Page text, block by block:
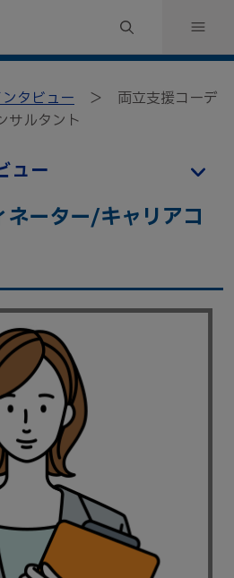
タビュー ＞ 両立支援コーデ
サルタント
ュー
ーター/キャリアコ